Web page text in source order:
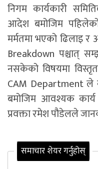
निगम कार्यकारी
आदेश बमोजिम
मर्मतमा भएको ढिलाइ र
Breakdown पश्चात्
नसकेको विषयमा विस्तृत
CAM Department ले
बमोजिम आवश्यक
प्रवक्ता रमेश पौडेलले
समाचार शेयर गर्नुहोस्